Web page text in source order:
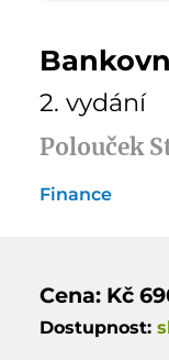
2. vydání
Polouček
Finance
Cena: Kč
Dostupnost: